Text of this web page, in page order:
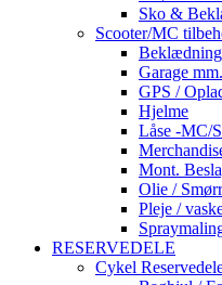
Sko &
Scooter/MC
Beklædning
Garage mm.
GPS /
Hjelme
Låse -MC/
Mont.
Olie /
Pleje /
RESERVEDELE
Cykel